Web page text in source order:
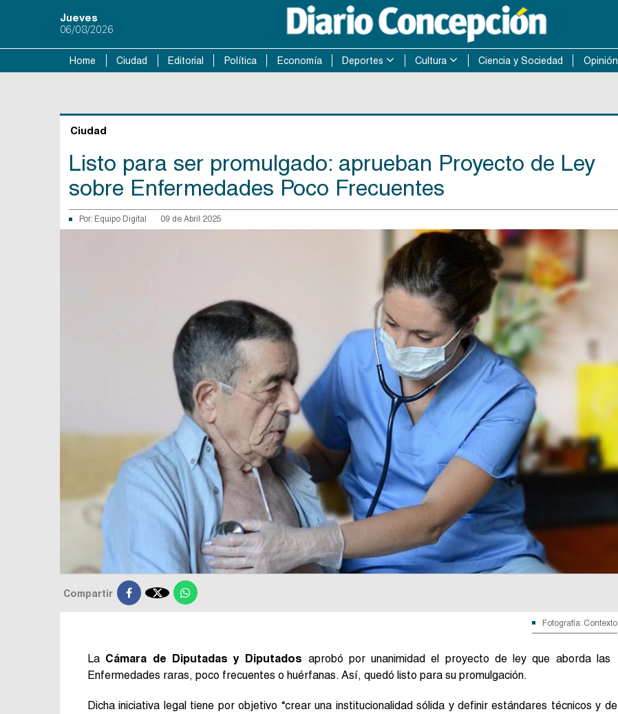
Jueves
06/08/2026
Home Ciudad Editorial Política Economía Deportes Cultura Ciencia y Sociedad Opinión
Ciudad
Listo para ser promulgado: aprueban Proyecto de Ley
sobre Enfermedades Poco Frecuentes
Por: Equipo Digital 09 de Abril 2025
Compartir 
Fotografía: Contexto
La Cámara de Diputadas y Diputados aprobó por unanimidad el proyecto de ley que aborda las
Enfermedades raras, poco frecuentes o huérfanas. Así, quedó listo para su promulgación.
Dicha iniciativa legal tiene por objetivo “crear una institucionalidad sólida y definir estándares técnicos y de